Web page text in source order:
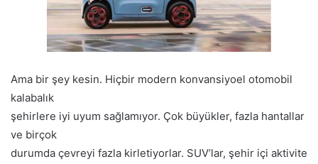
Ama bir şey kesin. Hiçbir modern konvansiyoel otomobil
kalabalık
şehirlere iyi uyum sağlamıyor. Çok büyükler, fazla hantallar
ve birçok
durumda çevreyi fazla kirletiyorlar. SUV’lar, şehir içi aktivite